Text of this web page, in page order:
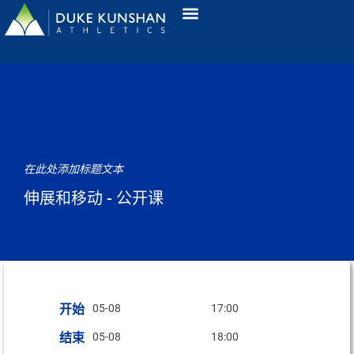
在此处添加标题文本
伸展和移动 - 公开课
开始 05-08 17:00
结束 05-08 18:00